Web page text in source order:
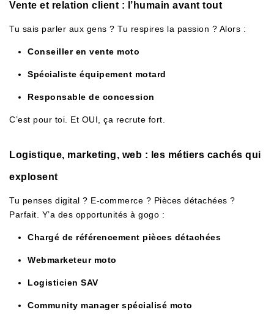
Vente et relation client : l’humain avant tout
Tu sais parler aux gens ? Tu respires la passion ? Alors :
Conseiller en vente moto
Spécialiste équipement motard
Responsable de concession
C’est pour toi. Et OUI, ça recrute fort.
Logistique, marketing, web : les métiers cachés qui
explosent
Tu penses digital ? E-commerce ? Pièces détachées ?
Parfait. Y’a des opportunités à gogo :
Chargé de référencement pièces détachées
Webmarketeur moto
Logisticien SAV
Community manager spécialisé moto